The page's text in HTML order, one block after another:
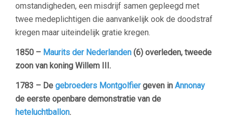
omstandigheden, een misdrijf samen gepleegd met
twee medeplichtigen die aanvankelijk ook de doodstraf
kregen maar uiteindelijk gratie kregen.
1850 – Maurits der Nederlanden (6) overleden, tweede
zoon van koning Willem III.
1783 – De gebroeders Montgolfiergeven in Annonay
de eerste openbare demonstratie van de
heteluchtballon.